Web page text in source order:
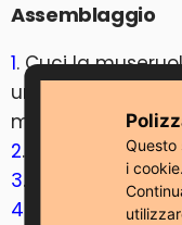
Assemblaggio
1. Cuci la
una forma ovale.
metti un po’ di
2. Usa il filo
3. Cucire la coda
4 . Cuci le
Questo
i cookie.